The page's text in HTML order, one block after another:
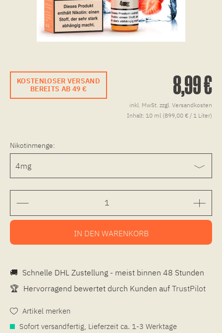
KOSTENLOSER VERSAND
BEREITS AB 49 €
8,99 €
inkl. MwSt. zzgl. Versandkosten
Inhalt: 10 ml (899,00 € / 1 Liter)
Nikotinmenge:
IN DEN WARENKORB
🚚 Schnelle DHL Zustellung - meist binnen 48 Stunden
🏆 Hervorragend bewertet durch Kunden auf TrustPilot
Artikel merken
Sofort versandfertig, Lieferzeit ca. 1-3 Werktage